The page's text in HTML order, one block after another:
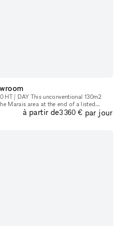
HT / DAY This unconventional 130m2
Marais area at the end of a listed
because to its stunning glass r
à partir de3 360 € par jour